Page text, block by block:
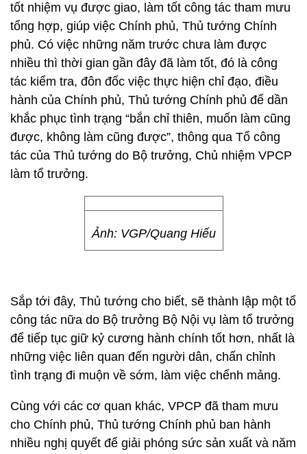
tốt nhiệm vụ được giao, làm tốt công tác tham mưu
tổng hợp, giúp việc Chính phủ, Thủ tướng Chính
phủ. Có việc những năm trước chưa làm được
nhiều thì thời gian gần đây đã làm tốt, đó là công
tác kiểm tra, đôn đốc việc thực hiện chỉ đạo, điều
hành của Chính phủ, Thủ tướng Chính phủ để dần
khắc phục tình trạng “bắn chỉ thiên, muốn làm cũng
được, không làm cũng được”, thông qua Tổ công
tác của Thủ tướng do Bộ trưởng, Chủ nhiệm VPCP
làm tổ trưởng.
Ảnh: VGP/Quang Hiếu
Sắp tới đây, Thủ tướng cho biết, sẽ thành lập một tổ
công tác nữa do Bộ trưởng Bộ Nội vụ làm tổ trưởng
để tiếp tục giữ kỷ cương hành chính tốt hơn, nhất là
những việc liên quan đến người dân, chấn chỉnh
tình trạng đi muộn về sớm, làm việc chểnh mảng.
Cùng với các cơ quan khác, VPCP đã tham mưu
cho Chính phủ, Thủ tướng Chính phủ ban hành
nhiều nghị quyết để giải phóng sức sản xuất và năm